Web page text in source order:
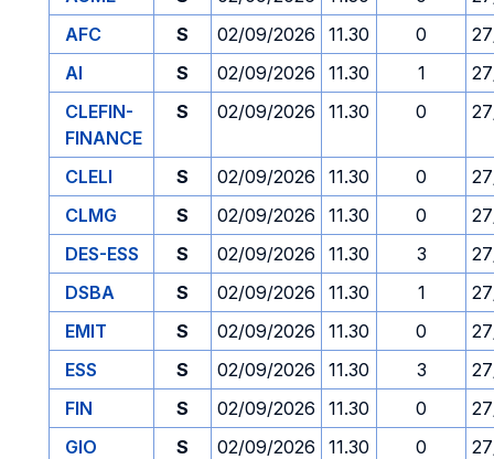
AFC
S 02/09/2026 11.30 0
AI
S 02/09/2026 11.30 1
CLEFIN-
FINANCE
S 02/09/2026 11.30 0
CLELI S 02/09/2026 11.30 0
CLMG
S 02/09/2026 11.30 0
DES-ESS
S 02/09/2026 11.30 3
DSBA
S 02/09/2026 11.30 1
EMIT
S 02/09/2026 11.30 0
ESS
S 02/09/2026 11.30 3
FIN
S 02/09/2026 11.30 0
GIO
S 02/09/2026 11.30 0